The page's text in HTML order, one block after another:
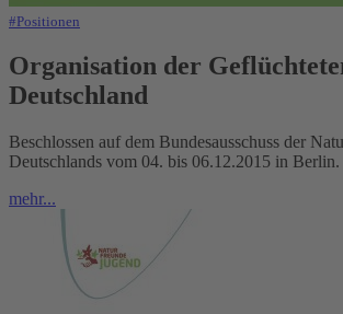
#Positionen
Organisation der
Deutschland
Beschlossen auf dem Bundesausschuss der
Deutschlands vom 04. bis 06.12.2015 in Berlin.
mehr...